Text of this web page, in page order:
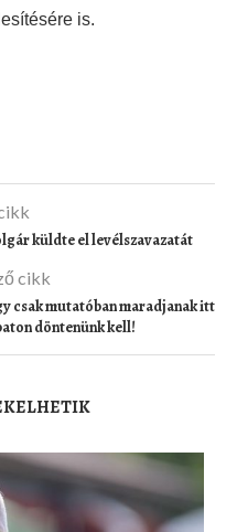
is.
küldte el levélszavazatát
cikk
csak mutatóban maradjanak itt
döntenünk kell!